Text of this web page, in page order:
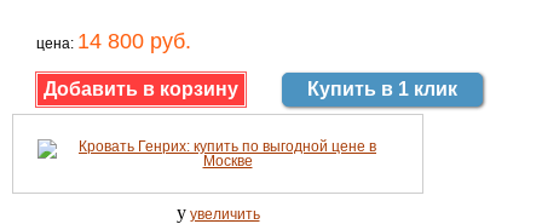
цена: 14 800 руб.
Купить в 1 клик
y увеличить